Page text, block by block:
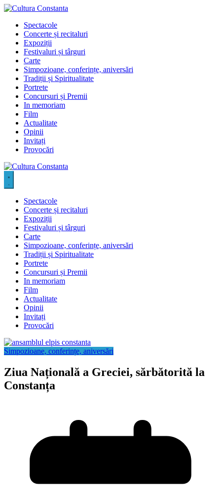
Sari
conținutSpectacole
Concerte și recitaluri
Expoziții
Festivaluri și târguri
Carte
Simpozioane, conferințe, aniversări
Tradiții și Spiritualitate
Portrete
Concursuri și Premii
In memoriam
Film
Actualitate
Opinii
Invitați
Provocări
Spectacole
Concerte și recitaluri
Expoziții
Festivaluri și târguri
Carte
Simpozioane, conferințe, aniversări
Tradiții și Spiritualitate
Portrete
Concursuri și Premii
In memoriam
Film
Actualitate
Opinii
Invitați
Provocări
Simpozioane, conferințe, aniversări
Ziua Națională a Greciei, sărbătorită la
Constanța